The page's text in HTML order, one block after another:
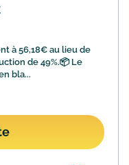
à 56,18€ au lieu de
de 49%.📦 Le
bla...